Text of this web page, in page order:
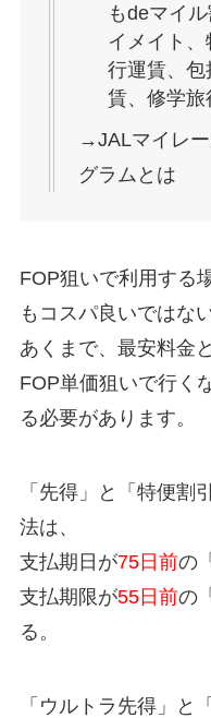
もdeマイ
イメイト
行運賃、包
賃、修学旅
→JALマイレ
グラムとは
FOP狙いで利用する
もコスパ良いではな
あくまで、最安料金
FOP単価狙いで行く
る必要があります。
「先得」と「特便割
法は、
支払期日が75日前の
支払期限が55日前の
る。
「ウルトラ先得」と